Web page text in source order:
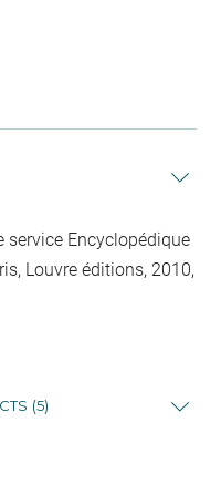
service Encyclopédique
Louvre éditions, 2010,
(5)